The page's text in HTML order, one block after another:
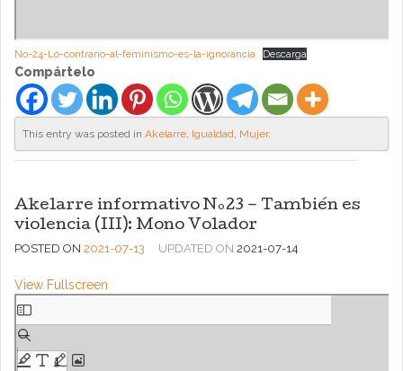
No-24-Lo-contrario-al-feminismo-es-la-ignorancia Descarga
Compártelo
This entry was posted in Akelarre, Igualdad, Mujer.
Akelarre informativo Nº23 – También es
violencia (III): Mono Volador
POSTED ON 2021-07-13 UPDATED ON 2021-07-14
View Fullscreen
Saltar
al
contenido
del